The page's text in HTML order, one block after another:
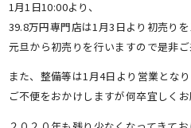
1月1日10:00より、
39.8万円専門店は1月3日より初売り
元旦から初売りを行いますので是非ご
また、整備等は1月4日より営業となり
ご不便をおかけしますが何卒宜しくお